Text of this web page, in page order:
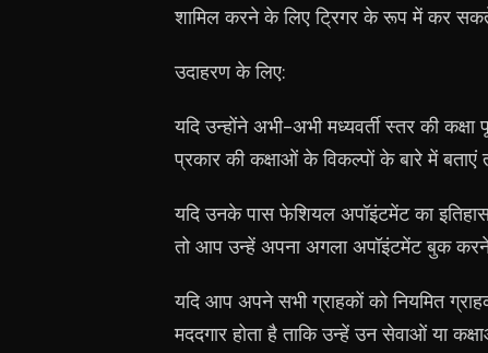
शामिल करने के लिए ट्रिगर के रूप में कर
उदाहरण के लिए:
यदि उन्होंने अभी-अभी मध्यवर्ती स्तर की
प्रकार की कक्षाओं के विकल्पों के बारे में बताएं
यदि उनके पास फेशियल अपॉइंटमेंट का
तो आप उन्हें अपना अगला अपॉइंटमेंट बुक
यदि आप अपने सभी ग्राहकों को नियमित
मददगार होता है ताकि उन्हें उन सेवाओं या